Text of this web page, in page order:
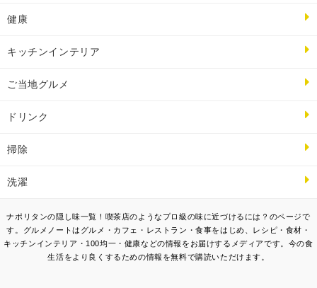
健康
キッチンインテリア
ご当地グルメ
ドリンク
掃除
洗濯
ナポリタンの隠し味一覧！喫茶店のようなプロ級の味に近づけるには？のページで
す。グルメノートはグルメ・カフェ・レストラン・食事をはじめ、レシピ・食材・
キッチンインテリア・100均一・健康などの情報をお届けするメディアです。今の食
生活をより良くするための情報を無料で購読いただけます。